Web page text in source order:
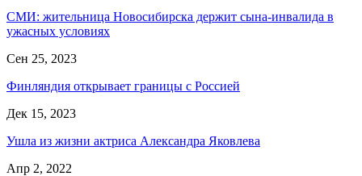
СМИ: жительница Новосибирска держит сына-инвалида в
ужасных условиях
Сен 25, 2023
Финляндия открывает границы с Россией
Дек 15, 2023
Ушла из жизни актриса Александра Яковлева
Апр 2, 2022